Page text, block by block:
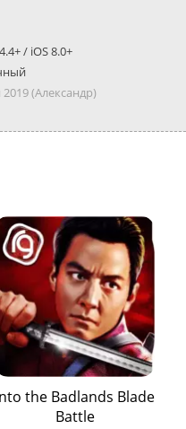
/ iOS 8.0+
2019(Александр)
the Badlands Blade
Battle